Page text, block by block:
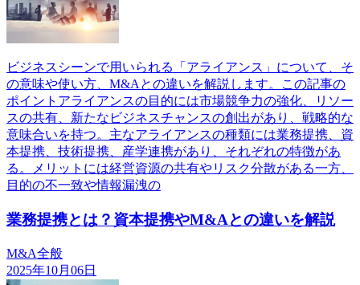
ビジネスシーンで用いられる「アライアンス」について、そ
の意味や使い方、M&Aとの違いを解説します。この記事の
ポイントアライアンスの目的には市場競争力の強化、リソー
スの共有、新たなビジネスチャンスの創出があり、戦略的な
意味合いを持つ。主なアライアンスの種類には業務提携、資
本提携、技術提携、産学連携があり、それぞれの特徴があ
る。メリットには経営資源の共有やリスク分散がある一方、
目的の不一致や情報漏洩の
業務提携とは？資本提携やM&Aとの違いを解説
M&A全般
2025年10月06日